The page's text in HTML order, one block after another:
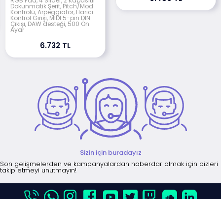
Dokunmatik Şerit, Pitch/Mod
Kontrolü, Arpeggiator, Harici
Kontrol Girişi, MIDI 5-pin DIN
Çıkışı, DAW desteği, 500 Ön
Ayar
6.732 TL
Sizin için buradayız
Son gelişmelerden ve kampanyalardan haberdar olmak için bizleri
takip etmeyi unutmayın!